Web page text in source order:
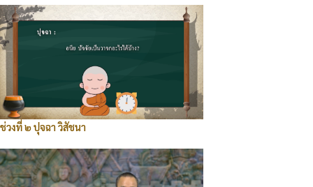
ช่วงที่ ๒ ปุจฉา วิสัชนา